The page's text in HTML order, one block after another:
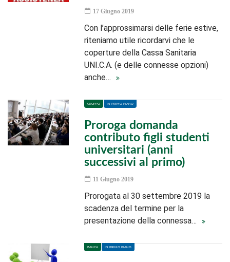
17 Giugno 2019
Con l’approssimarsi delle ferie estive,
riteniamo utile ricordarvi che le
coperture della Cassa Sanitaria
UNI.C.A. (e delle connesse opzioni)
anche…
GRUPPO IN PRIMO PIANO
Proroga domanda
contributo figli studenti
universitari (anni
successivi al primo)
11 Giugno 2019
Prorogata al 30 settembre 2019 la
scadenza del termine per la
presentazione della connessa…
BANCA IN PRIMO PIANO